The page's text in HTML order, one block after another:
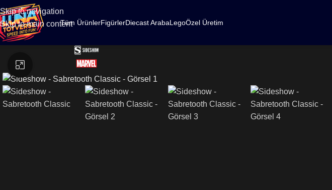
Skip to navigation
Skip to main contentTüm ÜrünlerFigürlerDiecast ArabaLegoÖzel Üretim
Büyütmek için tıklayın